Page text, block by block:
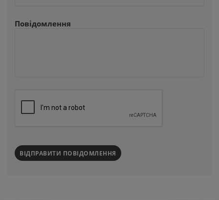
Повідомлення
ВІДПРАВИТИ ПОВІДОМЛЕННЯ